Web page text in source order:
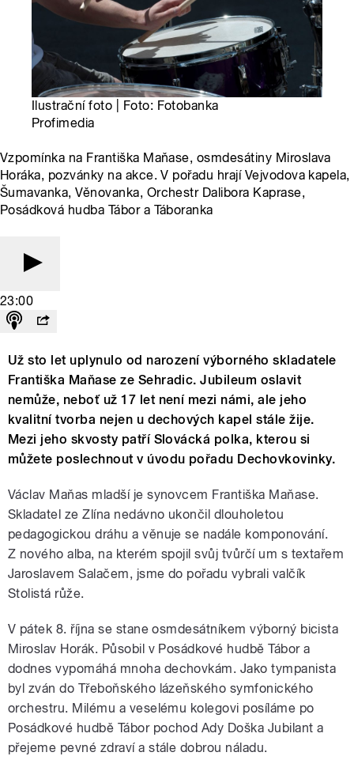
Ilustrační foto | Foto: Fotobanka
Profimedia
Vzpomínka na Františka Maňase, osmdesátiny Miroslava
Horáka, pozvánky na akce. V pořadu hrají Vejvodova kapela,
Šumavanka, Věnovanka, Orchestr Dalibora Kaprase,
Posádková hudba Tábor a Táboranka
23:00
Už sto let uplynulo od narození výborného skladatele
Františka Maňase ze Sehradic. Jubileum oslavit
nemůže, neboť už 17 let není mezi námi, ale jeho
kvalitní tvorba nejen u dechových kapel stále žije.
Mezi jeho skvosty patří Slovácká polka, kterou si
můžete poslechnout v úvodu pořadu Dechovkovinky.
Václav Maňas mladší je synovcem Františka Maňase.
Skladatel ze Zlína nedávno ukončil dlouholetou
pedagogickou dráhu a věnuje se nadále komponování.
Z nového alba, na kterém spojil svůj tvůrčí um s textařem
Jaroslavem Salačem, jsme do pořadu vybrali valčík
Stolistá růže.
V pátek 8. října se stane osmdesátníkem výborný bicista
Miroslav Horák. Působil v Posádkové hudbě Tábor a
dodnes vypomáhá mnoha dechovkám. Jako tympanista
byl zván do Třeboňského lázeňského symfonického
orchestru. Milému a veselému kolegovi posíláme po
Posádkové hudbě Tábor pochod Ady Doška Jubilant a
přejeme pevné zdraví a stále dobrou náladu.